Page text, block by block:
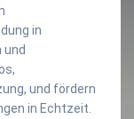
in
und
und fördern
in Echtzeit.